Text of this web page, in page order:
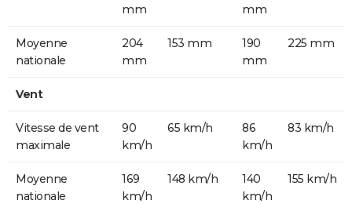
mm
mm
Moyenne
nationale
204
mm
153 mm
190
mm
225 mm
Vent
Vitesse de vent
maximale
90
km/h
65 km/h
86
km/h
83 km/h
Moyenne
nationale
169
km/h
148 km/h
140
km/h
155 km/h